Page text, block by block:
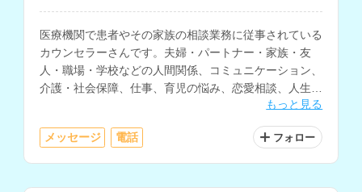
医療機関で患者やその家族の相談業務に従事されている
カウンセラーさんです。夫婦・パートナー・家族・友
人・職場・学校などの人間関係、コミュニケーション、
介護・社会保障、仕事、育児の悩み、恋愛相談、人生相
談など、様々な相談内容に対応されています。もっと見る
メッセージ 電話 フォロー